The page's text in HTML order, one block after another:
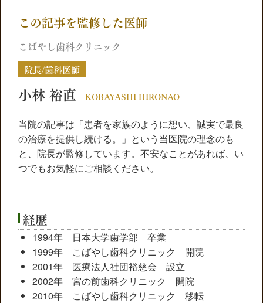
この記事を監修した医師
こばやし歯科クリニック
院長/歯科医師
小林 裕直 KOBAYASHI HIRONAO
当院の記事は「患者を家族のように想い、誠実で最良
の治療を提供し続ける。」という当医院の理念のも
と、院長が監修しています。不安なことがあれば、い
つでもお気軽にご相談ください。
経歴
1994年 日本大学歯学部 卒業
1999年 こばやし歯科クリニック 開院
2001年 医療法人社団裕慈会 設立
2002年 宮の前歯科クリニック 開院
2010年 こばやし歯科クリニック 移転